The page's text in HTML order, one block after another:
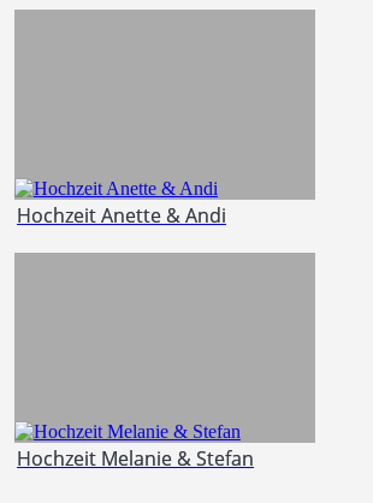
Hochzeit Anette & Andi
Hochzeit Melanie & Stefan